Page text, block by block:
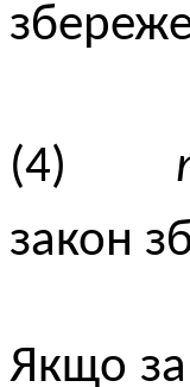
(4)
закон
Якщо